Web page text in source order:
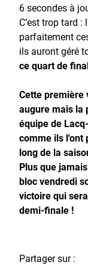
6 secondes à
C’est trop tard :
parfaitement
ils auront géré
ce quart de
Cette première
augure mais la
équipe de
comme ils l'ont
long de la
Plus que
bloc vendredi
victoire qui
demi-finale !
Partager sur :